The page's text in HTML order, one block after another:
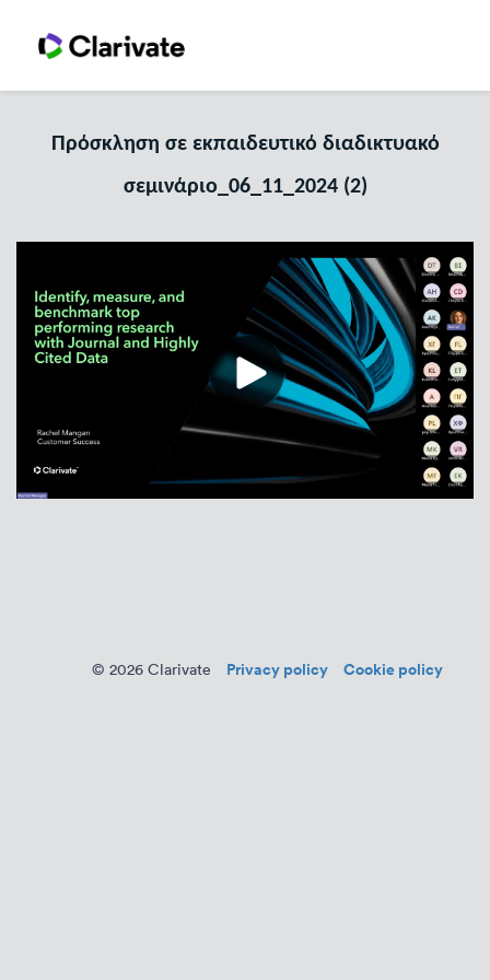
Πρόσκληση σε εκπαιδευτικό διαδικτυακό
σεμινάριο_06_11_2024 (2)
© 2026 Clarivate Privacy policy Cookie policy